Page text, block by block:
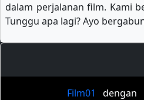
dalam perjalanan film. Kami
Tunggu apa lagi? Ayo
Film01
dengan